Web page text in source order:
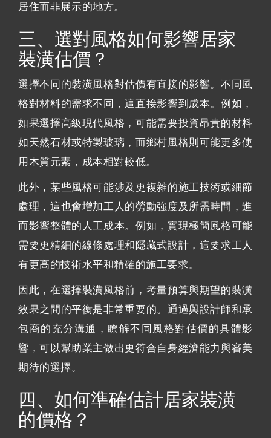
居住而非展示的地方。
三、選對風格如何影響居家
裝潢估價？
選擇不同的裝潢風格對估價有直接的影響。不同風
格對材料的需求不同，這直接影響到成本。例如，
如果選擇高級現代風格，可能需要投資昂貴的材料
如天然石材或特製玻璃，而鄉村風格則可能更多使
用木質元素，成本相對較低。
此外，某些風格可能涉及更複雜的施工技術或細節
處理，這也會增加工人的勞動強度及所需時間，進
而影響整體的人工成本。例如，實現極簡風格可能
需要更精細的線條處理和隱藏式設計，這要求工人
有更高的技術水平和精確的施工要求。
因此，在選擇裝潢風格前，考量預算與期望的裝潢
效果之間的平衡是非常重要的。通過與設計師和承
包商的充分溝通，瞭解不同風格對估價的具體影
響，可以幫助業主做出更符合自身經濟能力與審美
期待的選擇。
四、如何準確估計居家裝潢
的價格？